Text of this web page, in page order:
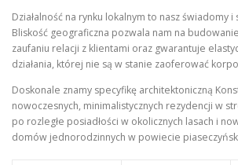
Działalność na rynku lokalnym to nasz świadomy
Bliskość geograficzna pozwala nam na
zaufaniu relacji z klientami oraz gwarantuje
działania, której nie są w stanie zaoferować
Doskonale znamy specyfikę architektoniczną
nowoczesnych, minimalistycznych rezydencji w
po rozległe posiadłości w okolicznych lasach i
domów jednorodzinnych w powiecie